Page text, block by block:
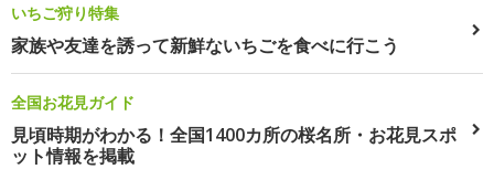
いちご狩り特集
家族や友達を誘って新鮮ないちごを食べに行こう
全国お花見ガイド
見頃時期がわかる！全国1400カ所の桜名所・お花見スポ
ット情報を掲載